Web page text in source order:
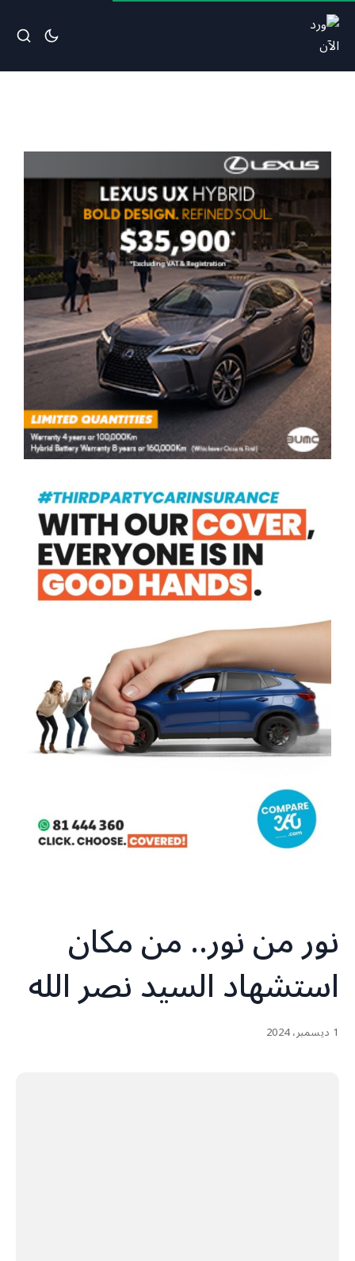
نور من نور.. من مكان
استشهاد السيد نصر الله
1 ديسمبر، 2024